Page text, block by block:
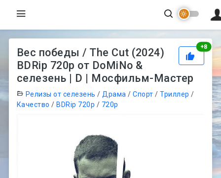
+8
Вес победы / The Cut (2024)
BDRip 720p от DoMiNo &
селезень | D | Мосфильм-Мастер
Релизы от селезень / Драма /Спорт /Триллер /
Качество /BDRip 720p / 720p